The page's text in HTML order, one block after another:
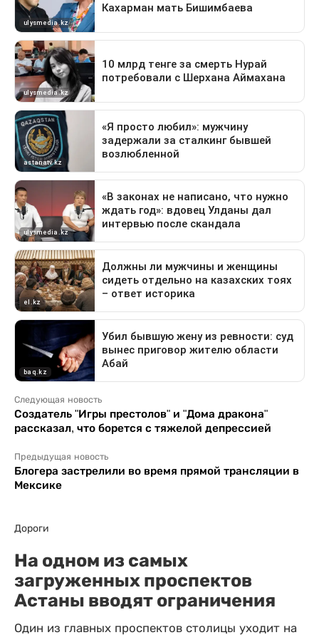
Следующая новость
Создатель "Игры престолов" и "Дома дракона"
рассказал, что борется с тяжелой депрессией
Предыдущая новость
Блогера застрелили во время прямой трансляции в
Мексике
Дороги
На одном из самых
загруженных проспектов
Астаны вводят ограничения
Один из главных проспектов столицы уходит на